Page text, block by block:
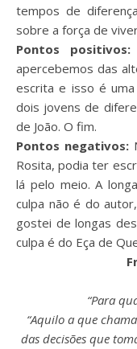
tempos de
sobre a força de
Pontos positivos:
apercebemos das
escrita e isso é
dois jovens de
de João. O fim.
Pontos negativos:
Rosita, podia ter
lá pelo meio. A
culpa não é do
gostei de longas
culpa é do Eça de
“Para
“Aquilo a que
das decisões que